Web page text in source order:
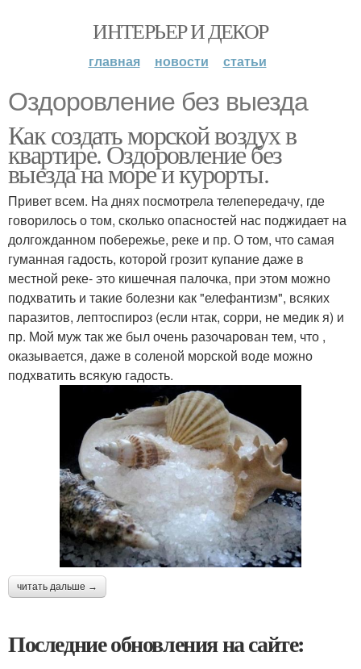
ИНТЕРЬЕР И ДЕКОР
главная новости статьи
Оздоровление без выезда
Как создать морской воздух в
квартире. Оздоровление без
выезда на море и курорты.
Привет всем. На днях посмотрела телепередачу, где
говорилось о том, сколько опасностей нас поджидает на
долгожданном побережье, реке и пр. О том, что самая
гуманная гадость, которой грозит купание даже в
местной реке- это кишечная палочка, при этом можно
подхватить и такие болезни как "елефантизм", всяких
паразитов, лептоспироз (если нтак, сорри, не медик я) и
пр. Мой муж так же был очень разочарован тем, что ,
оказывается, даже в соленой морской воде можно
подхватить всякую гадость.
читать дальше →
Последние обновления на сайте: